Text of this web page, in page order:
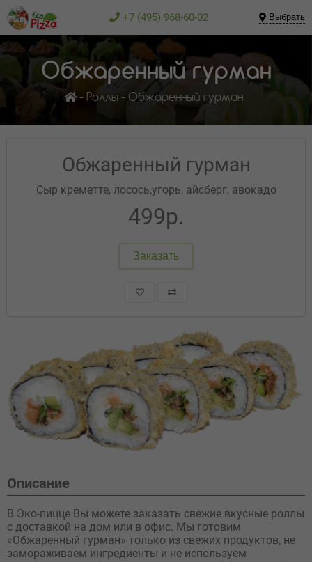
+7 (495) 968-60-02 Выбрать
Обжаренный гурман
Роллы Обжаренный гурман
Обжаренный гурман
Сыр креметте, лосось,угорь, айсберг, авокадо
499р.
Заказать
Описание
В Эко-пицце Вы можете заказать свежие вкусные роллы
с доставкой на дом или в офис. Мы готовим
«Обжаренный гурман» только из свежих продуктов, не
замораживаем ингредиенты и не используем